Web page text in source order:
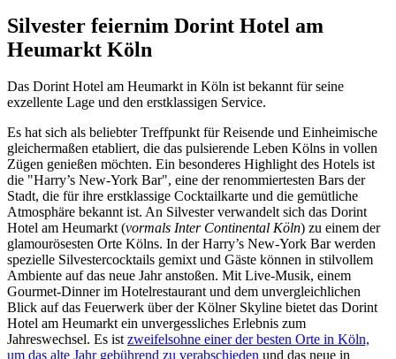
Silvester feiernim Dorint Hotel am
Heumarkt Köln
Das Dorint Hotel am Heumarkt in Köln ist bekannt für seine
exzellente Lage und den erstklassigen Service.
Es hat sich als beliebter Treffpunkt für Reisende und Einheimische
gleichermaßen etabliert, die das pulsierende Leben Kölns in vollen
Zügen genießen möchten. Ein besonderes Highlight des Hotels ist
die "Harry’s New-York Bar", eine der renommiertesten Bars der
Stadt, die für ihre erstklassige Cocktailkarte und die gemütliche
Atmosphäre bekannt ist. An Silvester verwandelt sich das Dorint
Hotel am Heumarkt (vormals Inter Continental Köln) zu einem der
glamourösesten Orte Kölns. In der Harry’s New-York Bar werden
spezielle Silvestercocktails gemixt und Gäste können in stilvollem
Ambiente auf das neue Jahr anstoßen. Mit Live-Musik, einem
Gourmet-Dinner im Hotelrestaurant und dem unvergleichlichen
Blick auf das Feuerwerk über der Kölner Skyline bietet das Dorint
Hotel am Heumarkt ein unvergessliches Erlebnis zum
Jahreswechsel. Es istzweifelsohne einer der besten Orte in Köln,
um das alte Jahr gebührend zu verabschieden und das neue in